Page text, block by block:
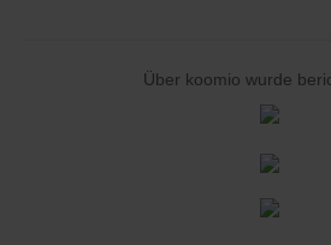
Über koomio wurde